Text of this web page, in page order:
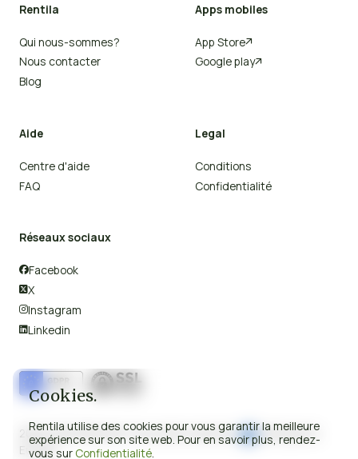
Cookies.
Rentila utilise des cookies pour vous garantir la meilleure
expérience sur son site web. Pour en savoir plus, rendez-
vous sur Confidentialité.
Rentila
Qui nous-sommes?
Nous contacter
Blog
Apps mobiles
App Store
Google play
Aide
Centre d'aide
FAQ
Legal
Conditions
Confidentialité
Réseaux sociaux
Facebook
X
Instagram
Linkedin
2008-2026 © Rentila Tous droits réservés.
Fabriqué en
Europe.